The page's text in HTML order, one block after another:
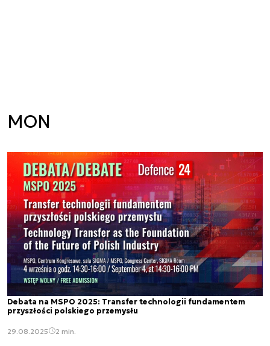
MON
Debata na MSPO 2025: Transfer technologii fundamentem
przyszłości polskiego przemysłu
29.08.2025 2 min.